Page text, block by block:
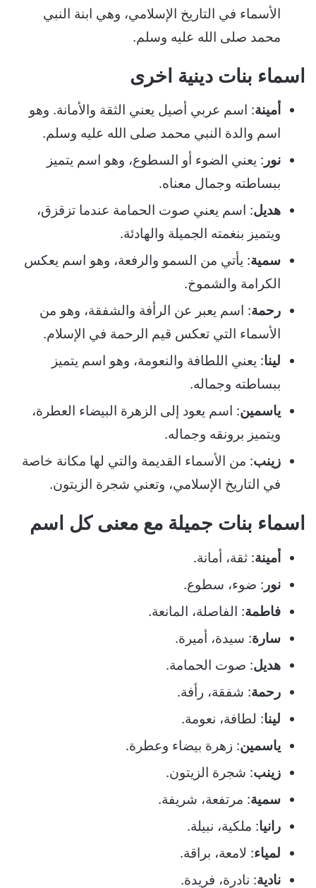
الأسماء في التاريخ الإسلامي، وهي ابنة النبي
محمد صلى الله عليه وسلم.
اسماء بنات دينية اخرى
أمينة: اسم عربي أصيل يعني الثقة والأمانة. وهو
اسم والدة النبي محمد صلى الله عليه وسلم.
نور : يعني الضوء أو السطوع، وهو اسم يتميز
ببساطته وجمال معناه.
هديل: اسم يعني صوت الحمامة عندما تزقزق،
ويتميز بنغمته الجميلة والهادئة.
سمية: يأتي من السمو والرفعة، وهو اسم يعكس
الكرامة والشموخ.
رحمة: اسم يعبر عن الرأفة والشفقة، وهو من
الأسماء التي تعكس قيم الرحمة في الإسلام.
لينا: يعني اللطافة والنعومة، وهو اسم يتميز
ببساطته وجماله.
ياسمين: اسم يعود إلى الزهرة البيضاء العطرة،
ويتميز برونقه وجماله.
زينب: من الأسماء القديمة والتي لها مكانة خاصة
في التاريخ الإسلامي، وتعني شجرة الزيتون.
اسماء بنات جميلة مع معنى كل اسم
أمينة: ثقة، أمانة.
نور : ضوء، سطوع.
فاطمة: الفاصلة، المانعة.
سارة: سيدة، أميرة.
هديل: صوت الحمامة.
رحمة: شفقة، رأفة.
لينا: لطافة، نعومة.
ياسمين: زهرة بيضاء وعطرة.
زينب: شجرة الزيتون.
سمية: مرتفعة، شريفة.
رانيا: ملكية، نبيلة.
لمياء: لامعة، براقة.
نادية: نادرة، فريدة.